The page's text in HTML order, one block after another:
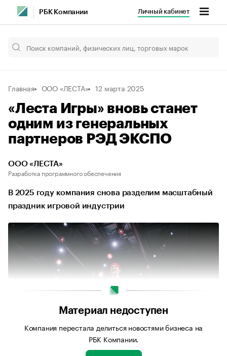
РБК Компании Личный кабинет
Главная ООО «ЛЕСТА» 12 марта 2025
«Леста Игры» вновь станет
одним из генеральных
партнеров РЭД ЭКСПО
ООО «ЛЕСТА»
Разработка программного обеспечения
В 2025 году компания снова разделим масштабный
праздник игровой индустрии
Материал недоступен
Компания перестала делиться новостями бизнеса на
РБК Компании.